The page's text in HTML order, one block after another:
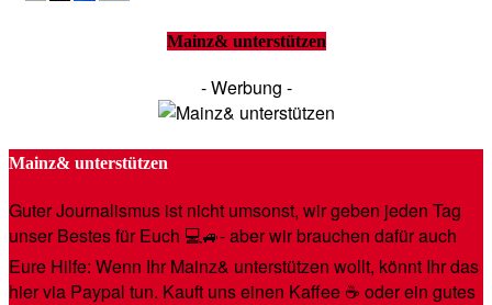
Mainz& unterstützen
- Werbung -
Mainz& unterstützen
Guter Journalismus ist nicht umsonst, wir geben jeden Tag
unser Bestes für Euch 💻🚙- aber wir brauchen dafür auch
Eure Hilfe: Wenn Ihr Mainz& unterstützen wollt, könnt Ihr das
hier via Paypal tun. Kauft uns einen Kaffee ☕️ oder ein gutes